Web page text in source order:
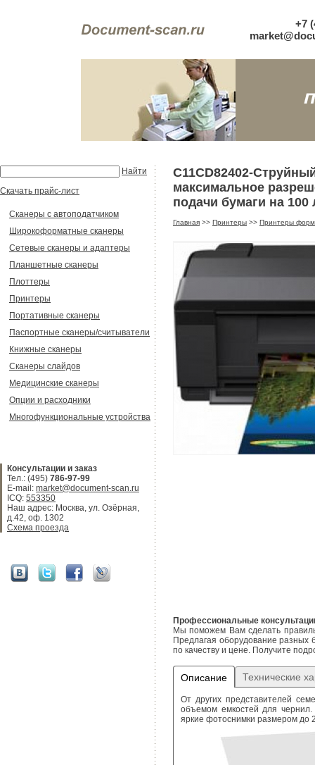
+7
Найти
Скачать прайс-лист
Сканеры с автоподатчиком
Широкоформатные сканеры
Сетевые сканеры и адаптеры
Планшетные сканеры
Плоттеры
Принтеры
Портативные сканеры
Паспортные сканеры/считыватели
Книжные сканеры
Сканеры слайдов
Медицинские сканеры
Опции и расходники
Многофункциональные устройства
Консультации и заказ
Тел.: (495) 786-97-99
E-mail: market@document-scan.ru
ICQ: 553350
Наш адрес: Москва, ул. Озёрная,
д.42, оф. 1302
Схема проезда
C11CD82402-
максимальное
подачи бумаги на
Главная >> Принтеры >> Принтеры
Профессиональные
Мы поможем Вам сделать
Предлагая оборудование
по качеству и цене. Получите
Описание Технические
От других представителей
объемом емкостей для
яркие фотоснимки размером до